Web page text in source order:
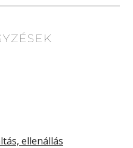
ellenállás